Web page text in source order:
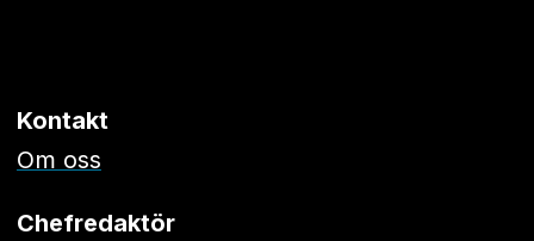
Kontakt
Om oss
Chefredaktör